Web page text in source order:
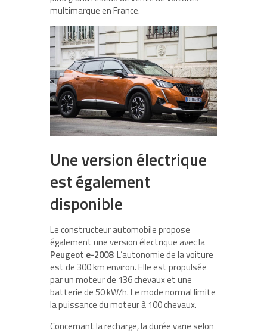
multimarque en France.
Une version électrique
est également
disponible
Le constructeur automobile propose
également une version électrique avec la
Peugeot e-2008. L’autonomie de la voiture
est de 300 km environ. Elle est propulsée
par un moteur de 136 chevaux et une
batterie de 50 kW/h. Le mode normal limite
la puissance du moteur à 100 chevaux.
Concernant la recharge, la durée varie selon